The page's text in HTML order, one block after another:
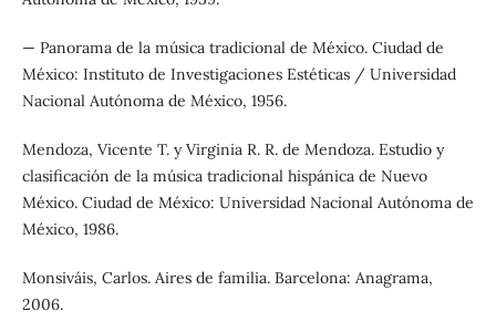
— Panorama de la música tradicional de México. Ciudad de
México: Instituto de Investigaciones Estéticas / Universidad
Nacional Autónoma de México, 1956.
Mendoza, Vicente T. y Virginia R. R. de Mendoza. Estudio y
clasificación de la música tradicional hispánica de Nuevo
México. Ciudad de México: Universidad Nacional Autónoma de
México, 1986.
Monsiváis, Carlos. Aires de familia. Barcelona: Anagrama,
2006.